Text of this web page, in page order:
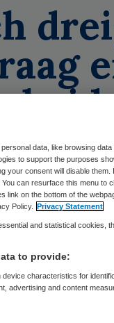
oktober 2015,05:00
data, like browsing data
to support the purposes
your consent will disable
can resurface this menu to
link on the bottom of the
Policy. Privacy Statement
and statistical cookies,
to provide:
characteristics for
advertising and content